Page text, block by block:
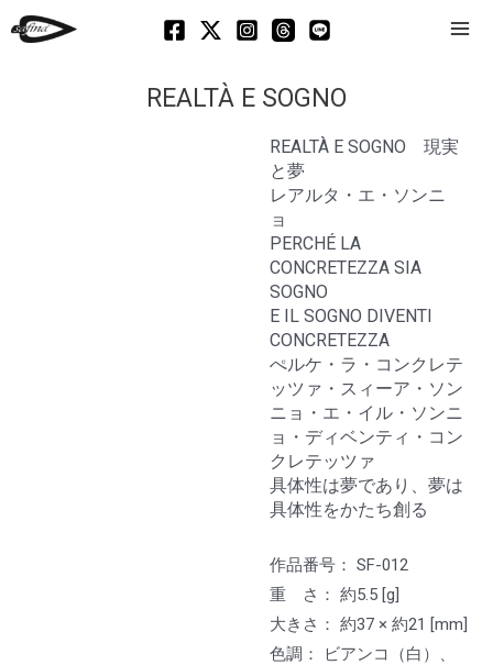
REALTÀ E SOGNO
REALTÀ E SOGNO 現実
と夢
レアルタ・エ・ソンニ
ョ
PERCHÉ LA
CONCRETEZZA SIA
SOGNO
E IL SOGNO DIVENTI
CONCRETEZZA
ぺルケ・ラ・コンクレテ
ッツァ・スィーア・ソン
ニョ・エ・イル・ソンニ
ョ・ディベンティ・コン
クレテッツァ
具体性は夢であり、夢は
具体性をかたち創る
作品番号： SF-012
重 さ： 約5.5 [g]
大きさ： 約37 × 約21 [mm]
色調： ビアンコ（白）、